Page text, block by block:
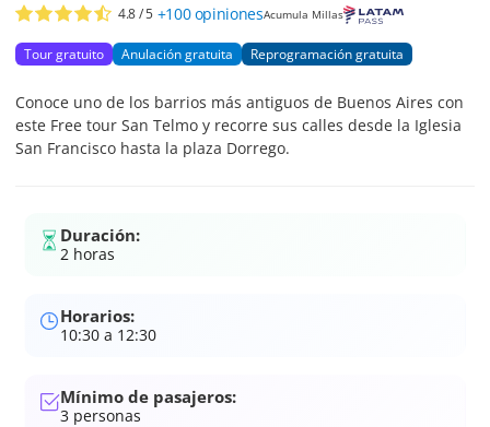
4.8/ 5 +100 opinionesAcumula Millas
Tour gratuito Anulación gratuita Reprogramación gratuita
Conoce uno de los barrios más antiguos de Buenos Aires con
este Free tour San Telmo y recorre sus calles desde la Iglesia
San Francisco hasta la plaza Dorrego.
Duración:
2 horas
Horarios:
10:30 a 12:30
Mínimo de pasajeros:
3 personas